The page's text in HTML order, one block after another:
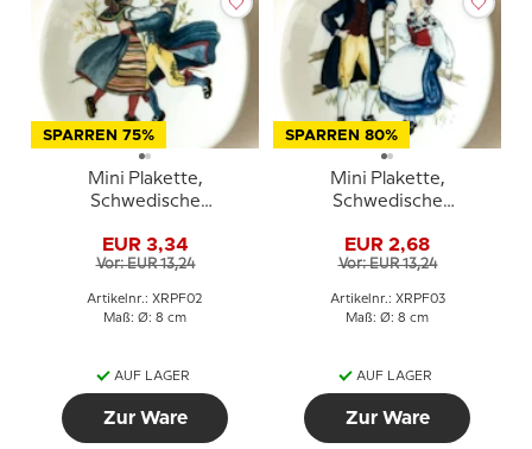
SPARREN 75%
Mini Plakette,
Schwedische
Dalarna
EUR 3,34
Vor: EUR 13,24
Artikelnr.: XRPF02
Maß: Ø: 8 cm
AUF LAGER
Zur Ware
SPARREN 80%
Mini Plakette,
Schwedische
Dalsland
EUR 2,68
Vor: EUR 13,24
Artikelnr.: XRPF03
Maß: Ø: 8 cm
AUF LAGER
Zur Ware